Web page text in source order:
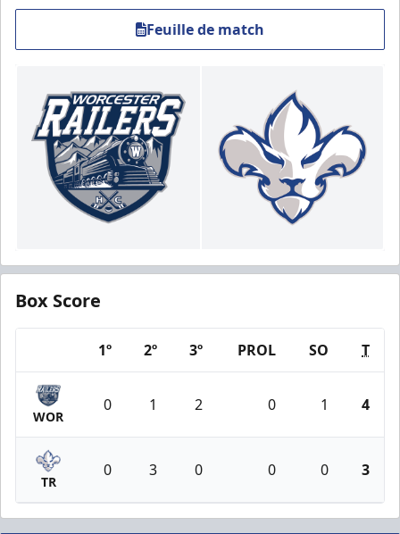
Feuille de match
Box Score
1º 2º 3º PROL SO T
WOR
0 1 2 0 1 4
TR
0 3 0 0 0 3